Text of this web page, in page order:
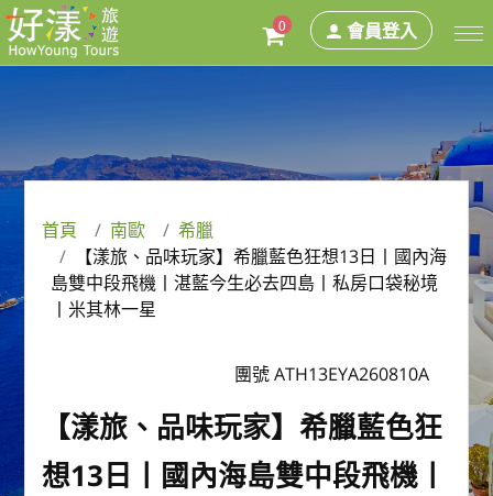
0 會員登入
首頁 南歐
希臘
【漾旅、品味玩家】希臘藍色狂想13⽇丨國內海
島雙中段飛機丨湛藍今生必去四島丨私房口袋秘境
丨米其林一星
團號 ATH13EYA260810A
【漾旅、品味玩家】希臘藍色狂
想13⽇丨國內海島雙中段飛機丨